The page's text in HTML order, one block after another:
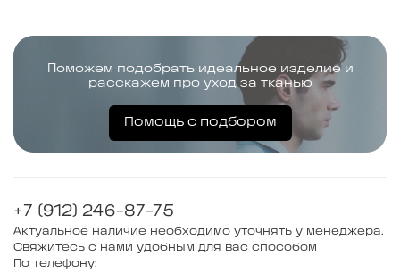
Поможем подобрать идеальное изделие и
расскажем про уход за тканью
Помощь с подбором
+7 (912) 246-87-75
Актуальное наличие необходимо уточнять у менеджера.
Свяжитесь с нами удобным для вас способом
По телефону: